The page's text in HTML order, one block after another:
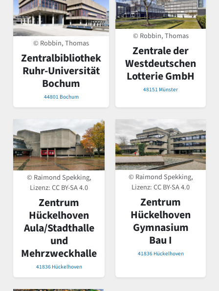
© Robbin, Thomas
Zentralbibliothek
Ruhr-Universität
Bochum
44801 Bochum
© Robbin, Thomas
Zentrale der
Westdeutschen
Lotterie GmbH
48151 Münster
© Raimond Spekking,
Lizenz:CC BY-SA 4.0
Zentrum
Hückelhoven
Aula/Stadthalle
und
Mehrzweckhalle
41836 Hückelhoven
© Raimond Spekking,
Lizenz:CC BY-SA 4.0
Zentrum
Hückelhoven
Gymnasium
Bau I
41836 Hückelhoven